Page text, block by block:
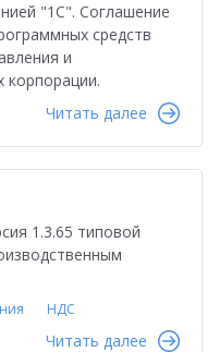
"1С". Соглашение
средств
и
корпорации.
Читать далее
1.3.65 типовой
НДС
Читать далее